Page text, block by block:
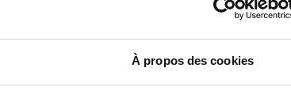
À propos des cookies